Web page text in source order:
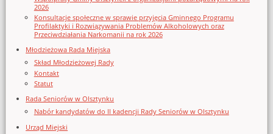
2026
Konsultacje społeczne w sprawie przyjęcia Gminnego Programu
Profilaktyki i Rozwiązywania Problemów Alkoholowych oraz
Przeciwdziałania Narkomanii na rok 2026
Młodzieżowa Rada Miejska
Skład Młodzieżowej Rady
Kontakt
Statut
Rada Seniorów w Olsztynku
Nabór kandydatów do II kadencji Rady Seniorów w Olsztynku
Urząd Miejski